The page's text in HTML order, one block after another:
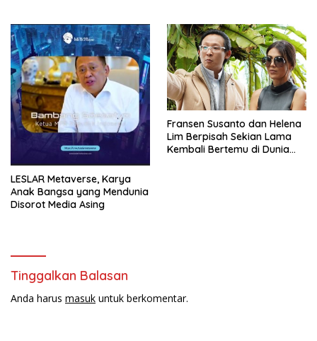
LESLAR Metaverse, Karya
Anak Bangsa yang Mendunia
Disorot Media Asing
Fransen Susanto dan Helena
Lim Berpisah Sekian Lama
Kembali Bertemu di Dunia
Tinggalkan Balasan
Anda harus masuk untuk berkomentar.